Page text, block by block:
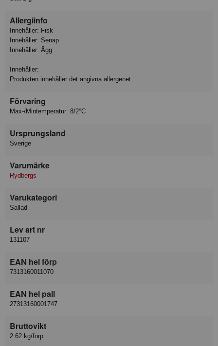
Allergiinfo
Innehåller: Fisk
Innehåller: Senap
Innehåller: Ägg
Innehåller:
Produkten innehåller det angivna allergenet.
Förvaring
Max-/Mintemperatur: 8/2°C
Ursprungsland
Sverige
Varumärke
Rydbergs
Varukategori
Sallad
Lev art nr
131107
EAN hel förp
7313160011070
EAN hel pall
27313160001747
Bruttovikt
2.62 kg/förp